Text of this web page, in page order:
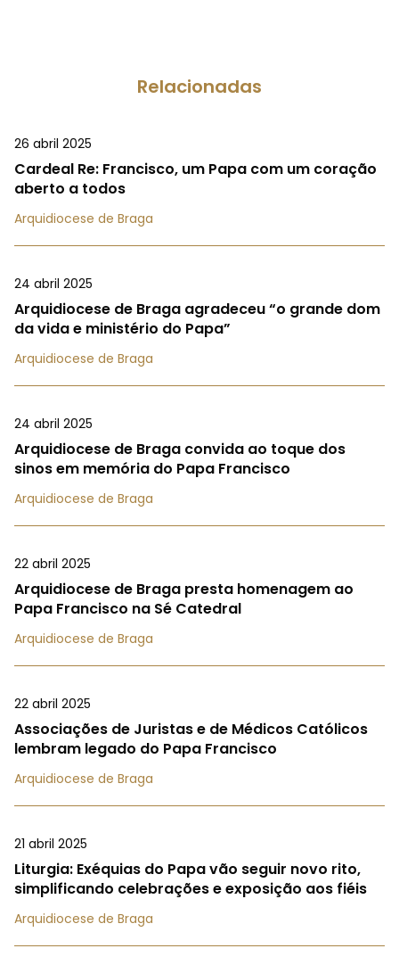
Relacionadas
26 abril 2025
Cardeal Re: Francisco, um Papa com um coração
aberto a todos
Arquidiocese de Braga
24 abril 2025
Arquidiocese de Braga agradeceu “o grande dom
da vida e ministério do Papa”
Arquidiocese de Braga
24 abril 2025
Arquidiocese de Braga convida ao toque dos
sinos em memória do Papa Francisco
Arquidiocese de Braga
22 abril 2025
Arquidiocese de Braga presta homenagem ao
Papa Francisco na Sé Catedral
Arquidiocese de Braga
22 abril 2025
Associações de Juristas e de Médicos Católicos
lembram legado do Papa Francisco
Arquidiocese de Braga
21 abril 2025
Liturgia: Exéquias do Papa vão seguir novo rito,
simplificando celebrações e exposição aos fiéis
Arquidiocese de Braga